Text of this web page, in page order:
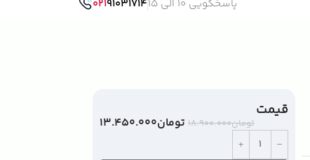
پاسخگویی 10 الی 15 02191031714
قیمت
تومان۱۸.۹۰۰.۰۰۰ تومان۱۳.۴۵۰.۰۰۰